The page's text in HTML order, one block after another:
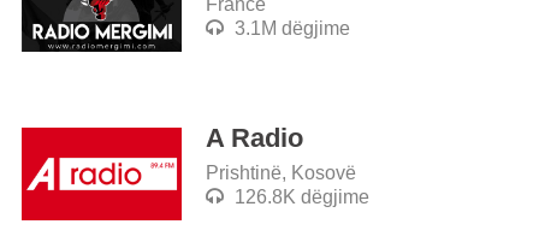
Francë
3.1M dëgjime
A Radio
Prishtinë, Kosovë
126.8K dëgjime